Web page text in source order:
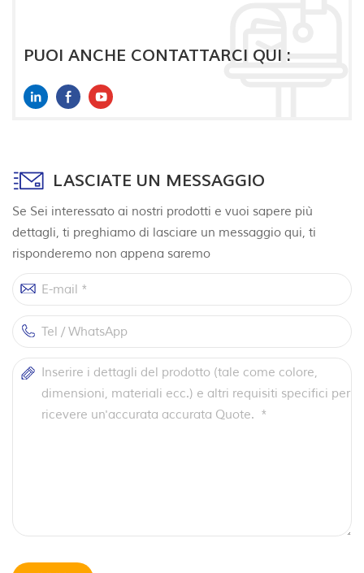
PUOI ANCHE CONTATTARCI QUI :
LASCIATE UN MESSAGGIO
Se Sei interessato ai nostri prodotti e vuoi sapere più
dettagli, ti preghiamo di lasciare un messaggio qui, ti
risponderemo non appena saremo